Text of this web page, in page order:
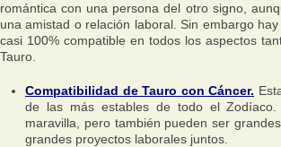
romántica con una persona del otro signo,
una amistad o relación laboral. Sin embargo
casi 100% compatible en todos los aspectos
Tauro.
Compatibilidad de Tauro con Cáncer.
de las más estables de todo el
maravilla, pero también pueden ser
grandes proyectos laborales juntos.